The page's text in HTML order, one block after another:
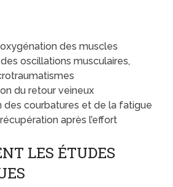
des muscles
oscillations musculaires,
du retour veineux
des courbatures et de la fatigue
après l’effort
LES ÉTUDES